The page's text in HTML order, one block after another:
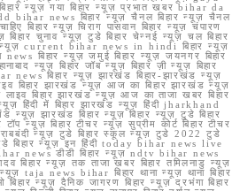
न्यूज़ गया बिहार न्यूज़ प्रभात खबर bihar da
news बिहार न्यूज़ चैनल बिहार न्यूज़ चैनल
बिहार न्यूज़ चिराग पासवान बिहार न्यूज़ चंपारण
बिहार चुनाव न्यूज़ टुडे बिहार चेन्नई न्यूज़ चल बिहार
न्यूज़ current bihar news in hindi बिहार न्यूज़
news बिहार न्यूज़ जमुई बिहार न्यूज़ जयनगर बिहार
न्यूज़ बिहार जॉब न्यूज़ बिहार ज़ी न्यूज़ बिहार
news बिहार न्यूज़ झारखंड बिहार-झारखंड न्यूज़
बिहार झारखंड न्यूज़ आज का बिहार झारखंड न्यूज़
बिहार झारखंड न्यूज़ आज का ताजा खबर बिहार
हिंदी में बिहार झारखंड न्यूज़ हिंदी jharkhand
न्यूज़ झारखंड बिहार न्यूज़ बिहार न्यूज़ टुडे बिहार
न्यूज़ बिहार टीचर न्यूज़ सुप्रीम कोर्ट बिहार टीचर
न्यूज़ टुडे बिहार स्कूल न्यूज़ टुडे 2022 टुडे
बिहार न्यूज़ इन हिंदी today bihar news live
news डीडी बिहार न्यूज़ ndtv bihar news
बिहार न्यूज़ तक ताजा खबर बिहार तमिलनाडु न्यूज़
न्यूज़ taja news bihar बिहार थाना न्यूज़ थाना बिहार
बिहार न्यूज़ दैनिक जागरण बिहार न्यूज़ दरभंगा बिहार